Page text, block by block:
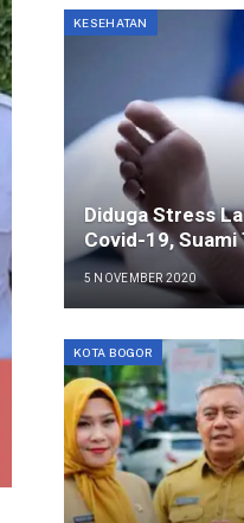
KESEHATAN
Diduga Stress
Covid-19, Suami
5 NOVEMBER 2020
KOTA BOGOR